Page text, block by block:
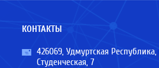
КОНТАКТЫ
426069, Удмуртская
Студенческая, 7